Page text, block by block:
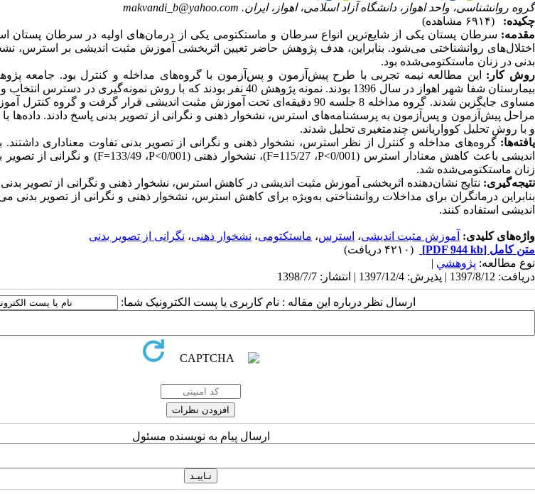
گروه روانشناسی، واحد اهواز، دانشگاه آزاد اسلامی، اهواز، ایران. makvandi_b@yahoo.com
چکیده:
(۶۹۱۴ مشاهده)
مقدمه: سرطان پستان یکی از شایع‌ترین انواع سرطان و ماستکتومی یکی از درمان‌های اولیه در سرطان
اختلال‌های روانشناختی می‌شود. بنابراین، هدف پژوهش حاضر تعیین اثربخشی آموزش مثبت اندیشی بر استرس،
بدنی در زنان ماستکتومی‌شده بود.
روش کار:
این مطالعه نیمه تجربی با طرح پیش‌آزمون و پس‌آزمون با گروه‌های مداخله و کنترل بود. جامعه
بیمارستان شفا شهر اهواز در سال 1396 بودند. نمونه پژوهش 40 نفر بودند که با روش
مساوی جایگزین شدند. گروه مداخله 8 جلسه 90 دقیقه‌ای تحت آموزش مثبت اندیشی قرار گرفت و
مراحل پیش‌آزمون و پس‌آزمون به پرسشنامه‌های استرس، نشخوار ذهنی و نگرانی از تصویر بدنی پاسخ دادند. داده‌ها با
و با روش تحلیل کوواریانس چندمتغیری تحلیل شدند.
یافته‌ها:گروه‌های مداخله و کنترل از نظر استرس، نشخوار ذهنی و نگرانی از تصویر بدنی تفاوت معناداری
اندیشی باعث کاهش معنادار استرس (0/001
P<، 115/27 F=)، نشخوار ذهنی (0/001 P<، 133/49 F=) و نگرانی از تصویر
زنان ماستکتومی‌شده شد.
نتیجه‌گیری: نتایج نشان‌دهنده اثربخشی آموزش مثبت اندیشی در کاهش استرس، نشخوار ذهنی و نگرانی از تصویر
بنابراین درمانگران برای مداخلات روانشناختی به‌ویژه برای کاهش استرس، نشخوار ذهنی و نگرانی از تصویر بدنی
اندیشی استفاده کنند.
واژه‌های کلیدی: آموزش مثبت اندیشی، استرس، ماستکتومی، نشخوار ذهنی، نگرانی از تصویر بدنی
متن کامل [PDF 944 kb]
(۴۲۱۰ دریافت)
نوع مطالعه: پژوهشي |
دریافت: 1397/8/12 | پذیرش: 1397/12/4 | انتشار: 1398/7/7
ارسال نظر درباره این مقاله : نام کاربری یا پست الکترونیک شما:
ارسال پیام به نویسنده مسئول